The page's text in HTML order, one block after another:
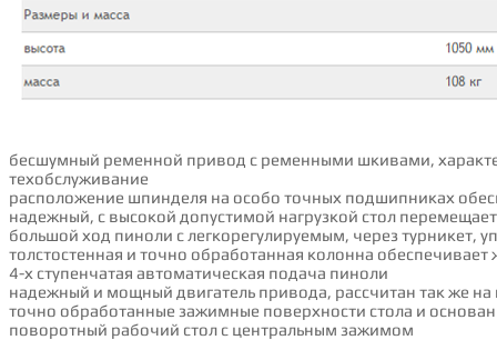
бесшумный ременной привод с ременными шкивами,
техобслуживание
расположение шпинделя на особо точных подшипниках
надежный, с высокой допустимой нагрузкой стол
большой ход пиноли с легкорегулируемым, через турникет,
толстостенная и точно обработанная колонна обеспечивает
4-х ступенчатая автоматическая подача пиноли
надежный и мощный двигатель привода, рассчитан так же
точно обработанные зажимные поверхности стола и
поворотный рабочий стол с центральным зажимом